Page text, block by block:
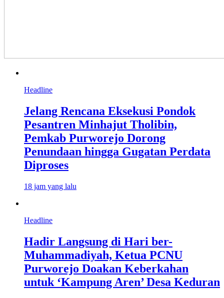
Headline
Jelang Rencana Eksekusi Pondok
Pesantren Minhajut Tholibin,
Pemkab Purworejo Dorong
Penundaan hingga Gugatan Perdata
Diproses
18 jam yang lalu
Headline
Hadir Langsung di Hari ber-
Muhammadiyah, Ketua PCNU
Purworejo Doakan Keberkahan
untuk ‘Kampung Aren’ Desa Keduran